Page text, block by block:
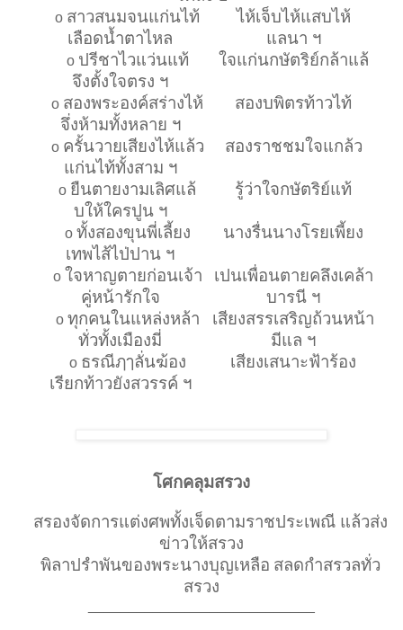
o สาวสนมจนแก่นไท้
ไห้เจ็บไห้แสบไห้
เลือดน้ำตาไหล
แลนา ฯ
o ปรีชาไวแว่นแท้
ใจแก่นกษัตริย์กล้าแล้
จึงตั้งใจตรง ฯ
o สองพระองค์สร่างไห้
สองบพิตรท้าวไท้
จึ่งห้ามทั้งหลาย ฯ
o ครั้นวายเสียงไห้แล้ว
สองราชชมใจแกล้ว
แก่นไท้ทั้งสาม ฯ
o ยืนตายงามเลิศแล้
รู้ว่าใจกษัตริย์แท้
บให้ใครปูน ฯ
o ทั้งสองขุนพี่เลี้ยง
นางรื่นนางโรยเพี้ยง
เทพไส้ไป่ปาน ฯ
o ใจหาญตายก่อนเจ้า เปนเพื่อนตายคลึงเคล้า
คู่หน้ารักใจ
บารนี ฯ
o ทุกคนในแหล่งหล้า
เสียงสรรเสริญถ้วนหน้า
ทั่วทั้งเมืองมี่
มีแล ฯ
o ธรณีฦๅลั่นฆ้อง
เสียงเสนาะฟ้าร้อง
เรียกท้าวยังสวรรค์ ฯ
โศกคลุมสรวง
สรองจัดการแต่งศพทั้งเจ็ดตามราชประเพณี แล้วส่ง
ข่าวให้สรวง
พิลาปรำพันของพระนางบุญเหลือ สลดกำสรวลทั่ว
สรวง